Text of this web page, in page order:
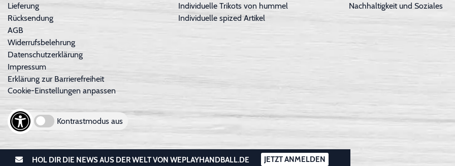
Lieferung
Rücksendung
AGB
Widerrufsbelehrung
Datenschutzerklärung
Impressum
Erklärung zur Barrierefreiheit
Cookie-Einstellungen anpassen
Kontrastmodus aus
Individuelle Trikots von hummel
Individuelle spized Artikel
Nachhaltigkeit und Soziales
HOL DIR DIE NEWS AUS DER WELT VON WEPLAYHANDBALL.DE JETZT ANMELDEN